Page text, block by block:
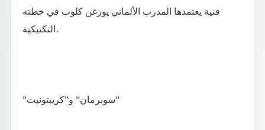
فنية يعتمدها المدرب الألماني يورغن كلوب في خطته
التكتيكية.
"سوبرمان" و"كريبتونيت"